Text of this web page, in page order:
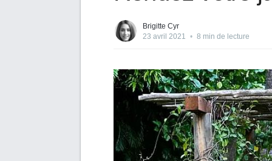
Brigitte Cyr
23 avril 2021 • 8 min de lecture